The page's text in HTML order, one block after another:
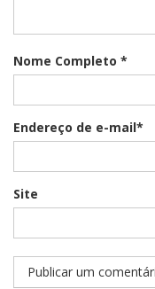
Nome Completo *
Endereço de e-mail*
Site